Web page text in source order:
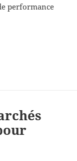
performance
: gestion